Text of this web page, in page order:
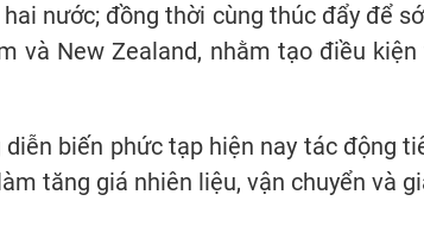
nước; đồng thời cùng thúc đẩy để
và New Zealand, nhằm tạo điều
biến phức tạp hiện nay tác động
tăng giá nhiên liệu, vận chuyển và